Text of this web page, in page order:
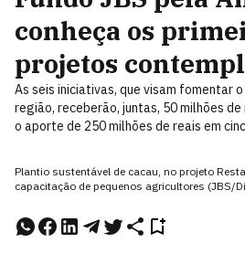
conheça os
projetos
As seis iniciativas, que visam fomentar
região, receberão, juntas, 50 milhões
o aporte de 250 milhões de reais em
Plantio sustentável de cacau, no projeto
capacitação de pequenos agricultores (JBS/